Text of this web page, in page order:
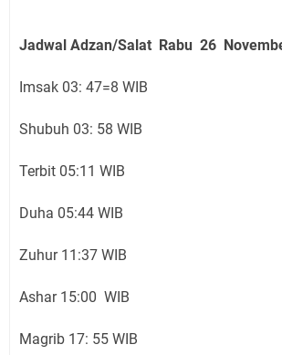
Jadwal Adzan/Salat Rabu 26
Imsak 03: 47=8 WIB
Shubuh 03: 58 WIB
Terbit 05:11 WIB
Duha 05:44 WIB
Zuhur 11:37 WIB
Ashar 15:00 WIB
Magrib 17: 55 WIB